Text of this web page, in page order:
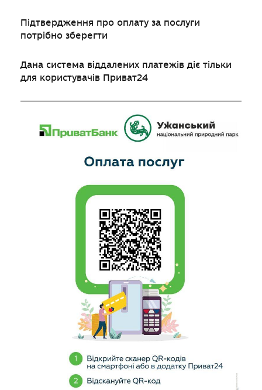
Підтвердження про оплату за послуги
потрібно зберегти
Дана система віддалених платежів діє тільки
для користувачів Приват24